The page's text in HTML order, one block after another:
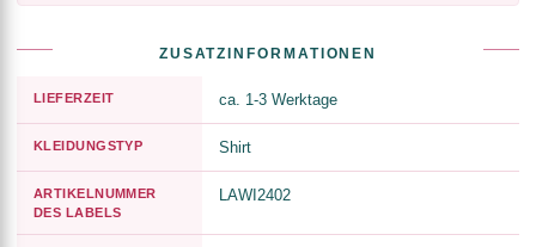
ZUSATZINFORMATIONEN
LIEFERZEIT ca. 1-3 Werktage
KLEIDUNGSTYP Shirt
ARTIKELNUMMER
DES LABELS
LAWI2402